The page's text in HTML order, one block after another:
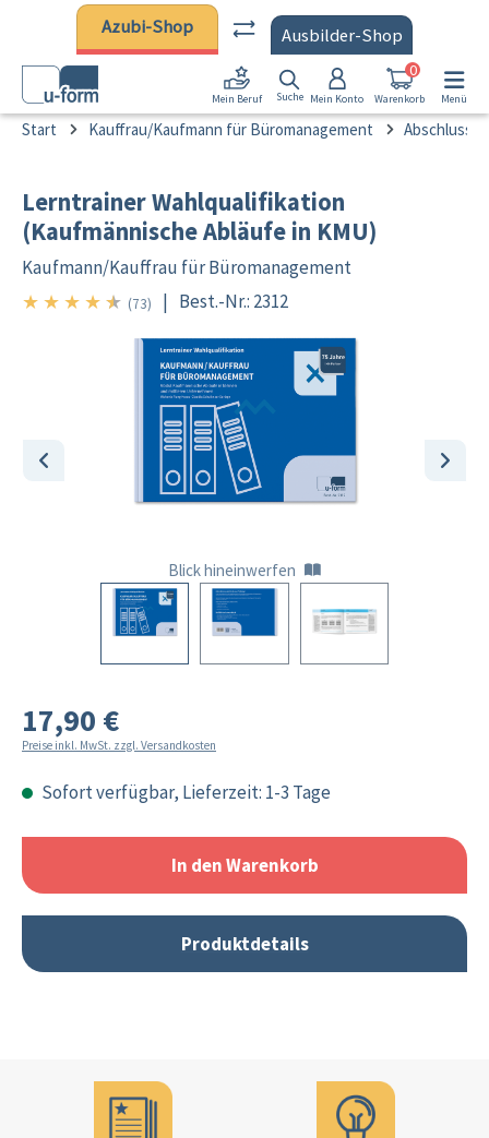
Zum Hauptinhalt springen
Azubi-Shop Ausbilder-Shop
Mein Beruf Suche Mein Konto Warenkorb
0
Menü
Start Kauffrau/Kaufmann für Büromanagement
Lerntrainer Wahlqualifikation
(Kaufmännische Abläufe in KMU)
Kaufmann/Kauffrau für Büromanagement
★ ★ ★ ★ ★ 4.5/5
(73) | Best.-Nr.: 2312
Bildergalerie überspringen
Blick hineinwerfen
17,90 €
Preise inkl. MwSt. zzgl. Versandkosten
Sofort verfügbar, Lieferzeit: 1-3 Tage
In den Warenkorb
Produktdetails